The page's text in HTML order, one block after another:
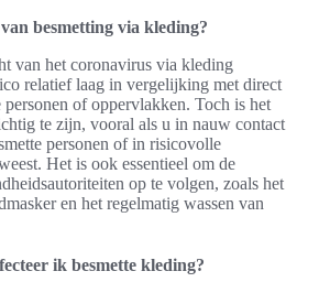
besmetting via kleding?
van het coronavirus via kleding
relatief laag in vergelijking met direct
personen of oppervlakken. Toch is het
te zijn, vooral als u in nauw contact
personen of in risicovolle
Het is ook essentieel om de
op te volgen, zoals het
en het regelmatig wassen van
ik besmette kleding?